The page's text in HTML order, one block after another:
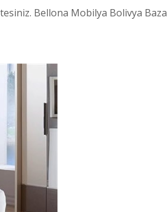
Bellona Mobilya Bolivya Baza